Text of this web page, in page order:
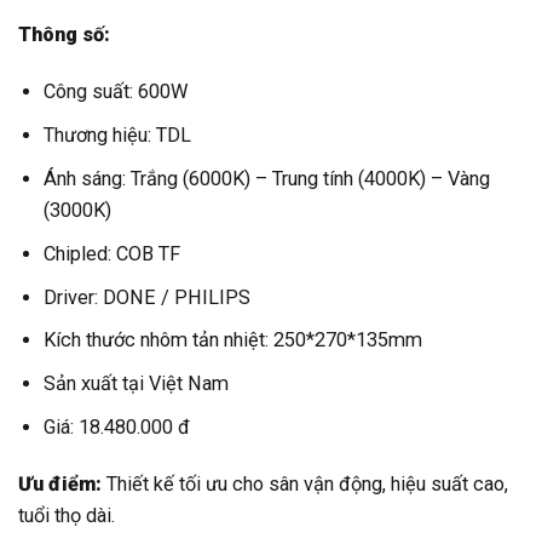
Thông số:
Công suất: 600W
Thương hiệu: TDL
Ánh sáng: Trắng (6000K) – Trung tính (4000K) – Vàng
(3000K)
Chipled: COB TF
Driver: DONE / PHILIPS
Kích thước nhôm tản nhiệt: 250*270*135mm
Sản xuất tại Việt Nam
Giá: 18.480.000 đ
Ưu điểm: Thiết kế tối ưu cho sân vận động, hiệu suất cao,
tuổi thọ dài.